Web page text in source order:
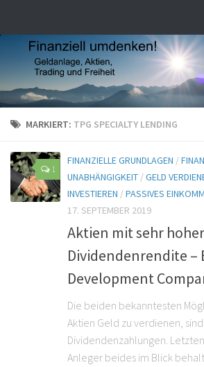
MARKIERT: TPG SPECIALTY LENDING
1
FINANZIELLE GRUNDLAGEN /
UNABHÄNGIGKEIT /GELD
INVESTIEREN /PASSIVES
17. SEPTEMBER 2019
Aktien mit sehr hoher
Dividendenrendite –
Development
Die beiden bekanntesten
Aktien Geld zu verdienen,
Dividendenzahlungen.
Anleger beides im Blick